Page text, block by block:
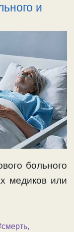
и
больного
медиков или
,